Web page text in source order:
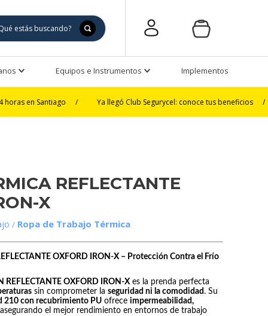
Equipos e Instrumentos Implementos de
/ Ya llegó Club Segurycel: conoce tus beneficios / 3 y 6
IRON-X
GUANTE IGX 500
ANTICORTE
NOVAX
GUANTE
DIELECTRICO DE
REFLECTANTE
X
Ropa de Trabajo Térmica
OXFORD IRON-X – Protección Contra el Frío
REFLECTANTE OXFORD IRON-X es la prenda perfecta
sin comprometer laseguridad ni la comodidad . Su
210 con recubrimiento PU ofreceimpermeabilidad,
el mejor rendimiento en entornos de trabajo